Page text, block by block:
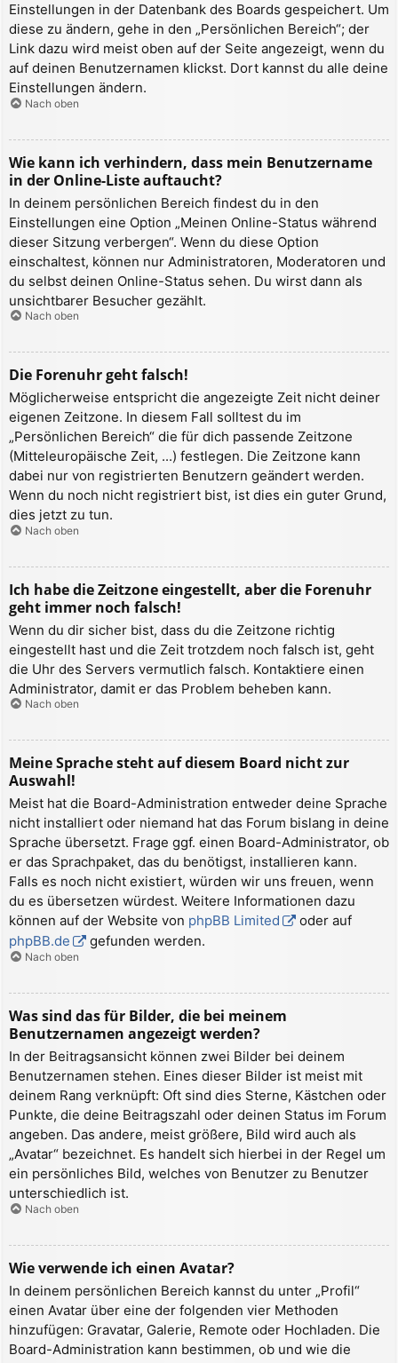
Einstellungen in der Datenbank des Boards gespeichert. Um
diese zu ändern, gehe in den „Persönlichen Bereich“; der
Link dazu wird meist oben auf der Seite angezeigt, wenn du
auf deinen Benutzernamen klickst. Dort kannst du alle deine
Einstellungen ändern.
Nach oben
Wie kann ich verhindern, dass mein Benutzername
in der Online-Liste auftaucht?
In deinem persönlichen Bereich findest du in den
Einstellungen eine Option „Meinen Online-Status während
dieser Sitzung verbergen“. Wenn du diese Option
einschaltest, können nur Administratoren, Moderatoren und
du selbst deinen Online-Status sehen. Du wirst dann als
unsichtbarer Besucher gezählt.
Nach oben
Die Forenuhr geht falsch!
Möglicherweise entspricht die angezeigte Zeit nicht deiner
eigenen Zeitzone. In diesem Fall solltest du im
„Persönlichen Bereich“ die für dich passende Zeitzone
(Mitteleuropäische Zeit, ...) festlegen. Die Zeitzone kann
dabei nur von registrierten Benutzern geändert werden.
Wenn du noch nicht registriert bist, ist dies ein guter Grund,
dies jetzt zu tun.
Nach oben
Ich habe die Zeitzone eingestellt, aber die Forenuhr
geht immer noch falsch!
Wenn du dir sicher bist, dass du die Zeitzone richtig
eingestellt hast und die Zeit trotzdem noch falsch ist, geht
die Uhr des Servers vermutlich falsch. Kontaktiere einen
Administrator, damit er das Problem beheben kann.
Nach oben
Meine Sprache steht auf diesem Board nicht zur
Auswahl!
Meist hat die Board-Administration entweder deine Sprache
nicht installiert oder niemand hat das Forum bislang in deine
Sprache übersetzt. Frage ggf. einen Board-Administrator, ob
er das Sprachpaket, das du benötigst, installieren kann.
Falls es noch nicht existiert, würden wir uns freuen, wenn
du es übersetzen würdest. Weitere Informationen dazu
können auf der Website von phpBB Limited
oder auf
phpBB.de
gefunden werden.
Nach oben
Was sind das für Bilder, die bei meinem
Benutzernamen angezeigt werden?
In der Beitragsansicht können zwei Bilder bei deinem
Benutzernamen stehen. Eines dieser Bilder ist meist mit
deinem Rang verknüpft: Oft sind dies Sterne, Kästchen oder
Punkte, die deine Beitragszahl oder deinen Status im Forum
angeben. Das andere, meist größere, Bild wird auch als
„Avatar“ bezeichnet. Es handelt sich hierbei in der Regel um
ein persönliches Bild, welches von Benutzer zu Benutzer
unterschiedlich ist.
Nach oben
Wie verwende ich einen Avatar?
In deinem persönlichen Bereich kannst du unter „Profil“
einen Avatar über eine der folgenden vier Methoden
hinzufügen: Gravatar, Galerie, Remote oder Hochladen. Die
Board-Administration kann bestimmen, ob und wie die